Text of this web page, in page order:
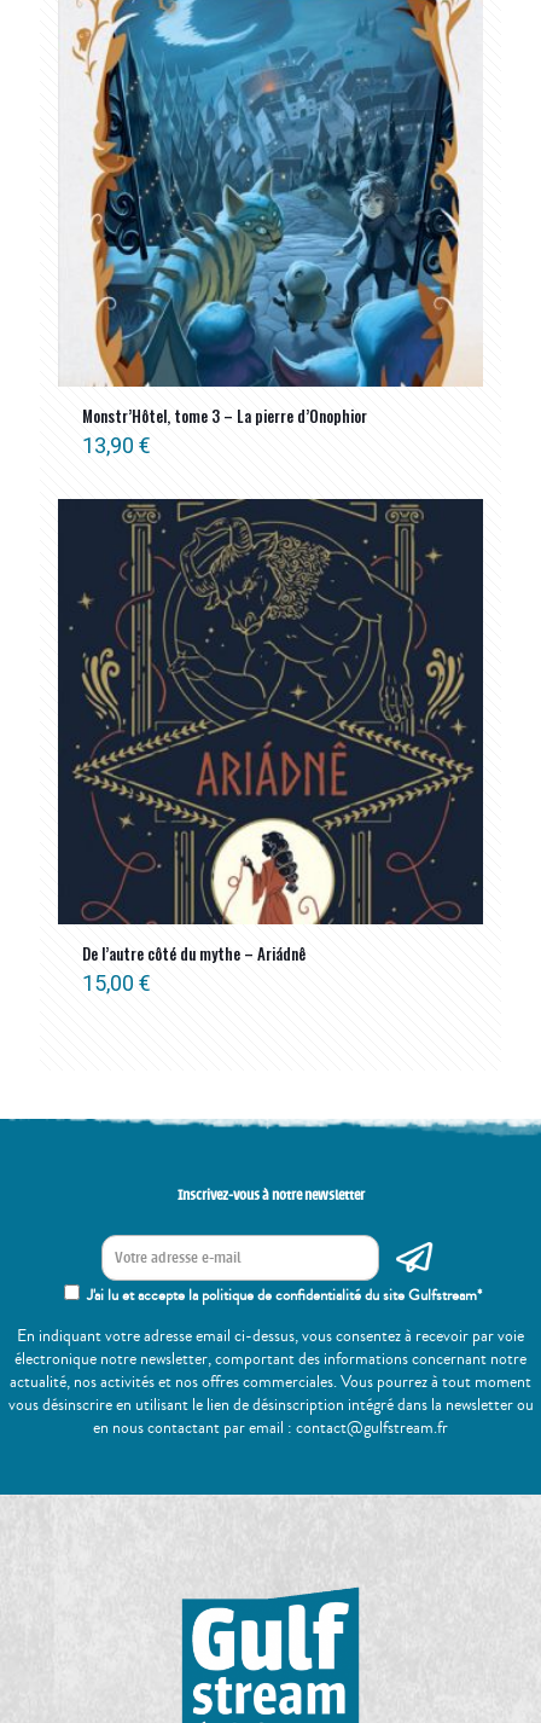
Monstr’Hôtel, tome 3 – La pierre d’Onophior
13,90 €
De l’autre côté du mythe – Ariádnê
15,00 €
Inscrivez-vous à notre newsletter
J'ai lu et accepte la politique de confidentialité du site Gulfstream*
En indiquant votre adresse email ci-dessus, vous consentez à recevoir par voie
électronique notre newsletter, comportant des informations concernant notre
actualité, nos activités et nos offres commerciales. Vous pourrez à tout moment
vous désinscrire en utilisant le lien de désinscription intégré dans la newsletter ou
en nous contactant par email : contact@gulfstream.fr